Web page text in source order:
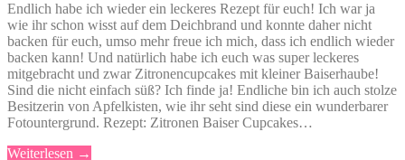
Endlich habe ich wieder ein leckeres Rezept für euch! Ich war ja
wie ihr schon wisst auf dem Deichbrand und konnte daher nicht
backen für euch, umso mehr freue ich mich, dass ich endlich wieder
backen kann! Und natürlich habe ich euch was super leckeres
mitgebracht und zwar Zitronencupcakes mit kleiner Baiserhaube!
Sind die nicht einfach süß? Ich finde ja! Endliche bin ich auch stolze
Besitzerin von Apfelkisten, wie ihr seht sind diese ein wunderbarer
Fotountergrund. Rezept: Zitronen Baiser Cupcakes…
Weiterlesen →